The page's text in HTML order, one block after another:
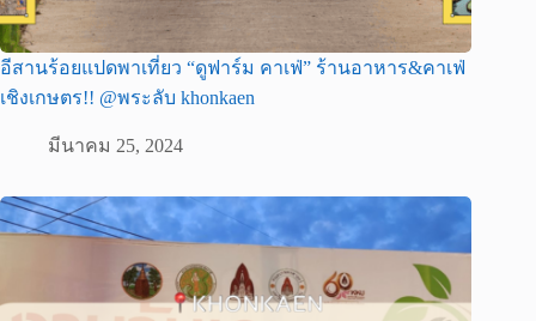
อีสานร้อยแปดพาเที่ยว “ดูฟาร์ม คาเฟ่” ร้านอาหาร&คาเฟ่
เชิงเกษตร!! @พระลับ khonkaen
มีนาคม 25, 2024